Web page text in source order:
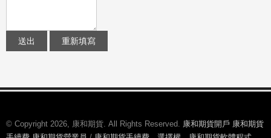
© Copyright 2026, 康和期貨. All Rights Reserved. 康和期貨開戶 康和期貨